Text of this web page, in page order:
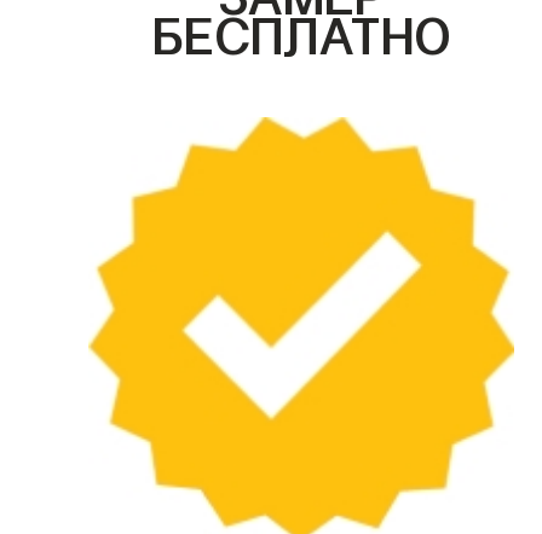
БЕСПЛАТНО